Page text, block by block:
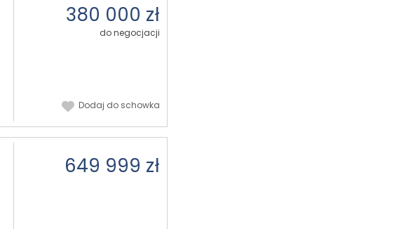
380 000 zł
do negocjacji
Dodaj do schowka
649 999 zł